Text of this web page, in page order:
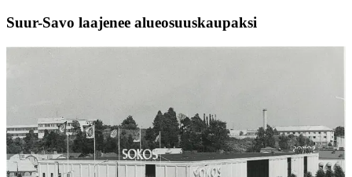
Suur-Savo laajenee alueosuuskaupaksi